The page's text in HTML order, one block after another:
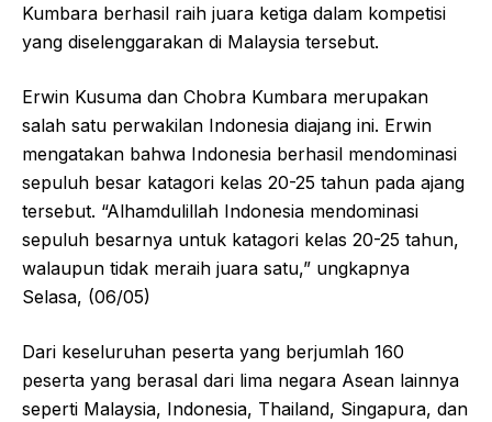
Kumbara berhasil raih juara ketiga dalam kompetisi
yang diselenggarakan di Malaysia tersebut.
Erwin Kusuma dan Chobra Kumbara merupakan
salah satu perwakilan Indonesia diajang ini. Erwin
mengatakan bahwa Indonesia berhasil mendominasi
sepuluh besar katagori kelas 20-25 tahun pada ajang
tersebut. “Alhamdulillah Indonesia mendominasi
sepuluh besarnya untuk katagori kelas 20-25 tahun,
walaupun tidak meraih juara satu,” ungkapnya
Selasa, (06/05)
Dari keseluruhan peserta yang berjumlah 160
peserta yang berasal dari lima negara Asean lainnya
seperti Malaysia, Indonesia, Thailand, Singapura, dan